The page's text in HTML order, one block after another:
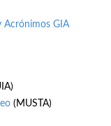
Acrónimos GIA
(MUSTA)